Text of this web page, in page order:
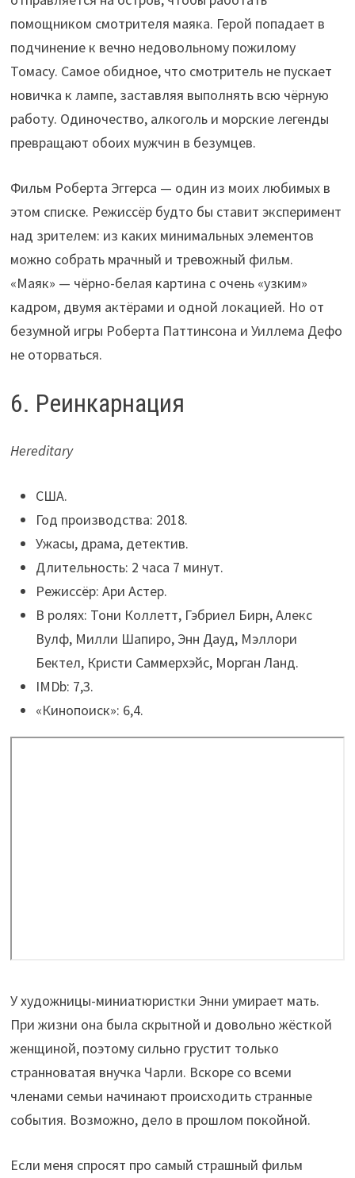
помощником смотрителя маяка. Герой попадает в
подчинение к вечно недовольному пожилому
Томасу. Самое обидное, что смотритель не пускает
новичка к лампе, заставляя выполнять всю чёрную
работу. Одиночество, алкоголь и морские легенды
превращают обоих мужчин в безумцев.
Фильм Роберта Эггерса — один из моих любимых в
этом списке. Режиссёр будто бы ставит эксперимент
над зрителем: из каких минимальных элементов
можно собрать мрачный и тревожный фильм.
«Маяк» — чёрно-белая картина с очень «узким»
кадром, двумя актёрами и одной локацией. Но от
безумной игры Роберта Паттинсона и Уиллема Дефо
не оторваться.
6. Реинкарнация
Hereditary
США.
Год производства: 2018.
Ужасы, драма, детектив.
Длительность: 2 часа 7 минут.
Режиссёр: Ари Астер.
В ролях: Тони Коллетт, Гэбриел Бирн, Алекс
Вулф, Милли Шапиро, Энн Дауд, Мэллори
Бектел, Кристи Саммерхэйс, Морган Ланд.
IMDb: 7,3.
«Кинопоиск»: 6,4.
У художницы-миниатюристки Энни умирает мать.
При жизни она была скрытной и довольно жёсткой
женщиной, поэтому сильно грустит только
странноватая внучка Чарли. Вскоре со всеми
членами семьи начинают происходить странные
события. Возможно, дело в прошлом покойной.
Если меня спросят про самый страшный фильм